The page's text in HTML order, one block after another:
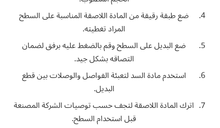
ضع طبقة رقيقة من المادة اللاصقة المناسبة على السطح
المراد تغطيته.
ضع البديل على السطح وقم بالضغط عليه برفق لضمان
التصاقه بشكل جيد.
استخدم مادة السد لتعبئة الفواصل والوصلات بين قطع
البديل.
اترك المادة اللاصقة لتجف حسب توصيات الشركة المصنعة
قبل استخدام السطح.